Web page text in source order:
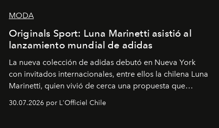
MODA
Originals Sport: Luna Marinetti asistió al
lanzamiento mundial de adidas
La nueva colección de adidas debutó en Nueva York
con invitados internacionales, entre ellos la chilena Luna
Marinetti, quien vivió de cerca una propuesta que
fusiona moda y rendimiento.
30.07.2026 por L'Officiel Chile